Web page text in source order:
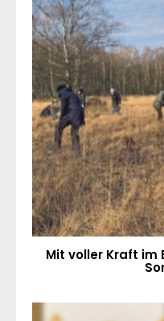
Mit voller Kraft im